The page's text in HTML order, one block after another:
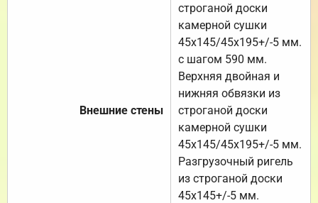
Внешние стены
строганой доски
камерной сушки
45х145/45х195+/-5 мм.
с шагом 590 мм.
Верхняя двойная и
нижняя обвязки из
строганой доски
камерной сушки
45х145/45х195+/-5 мм.
Разгрузочный ригель
из строганой доски
45х145+/-5 мм.